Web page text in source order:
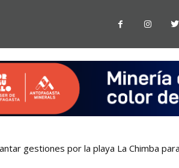
gestiones por la playa La Chimba